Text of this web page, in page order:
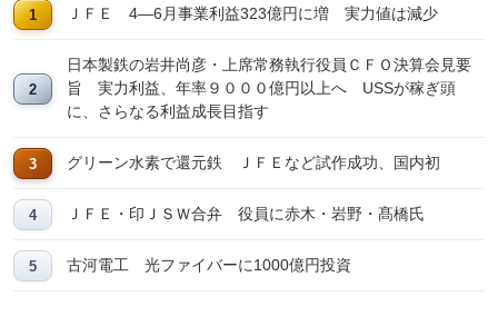
ＪＦＥ 4―6月事業利益323億円に増 実力値は減少
日本製鉄の岩井尚彦・上席常務執行役員ＣＦＯ決算会見要
旨 実力利益、年率９０００億円以上へ USSが稼ぎ頭
に、さらなる利益成長目指す
グリーン水素で還元鉄 ＪＦＥなど試作成功、国内初
ＪＦＥ・印ＪＳＷ合弁 役員に赤木・岩野・髙橋氏
古河電工 光ファイバーに1000億円投資